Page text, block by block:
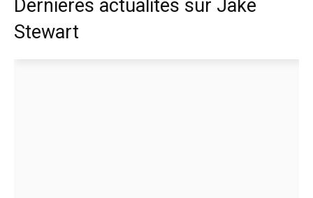
Dernières actualités sur Jake
Stewart